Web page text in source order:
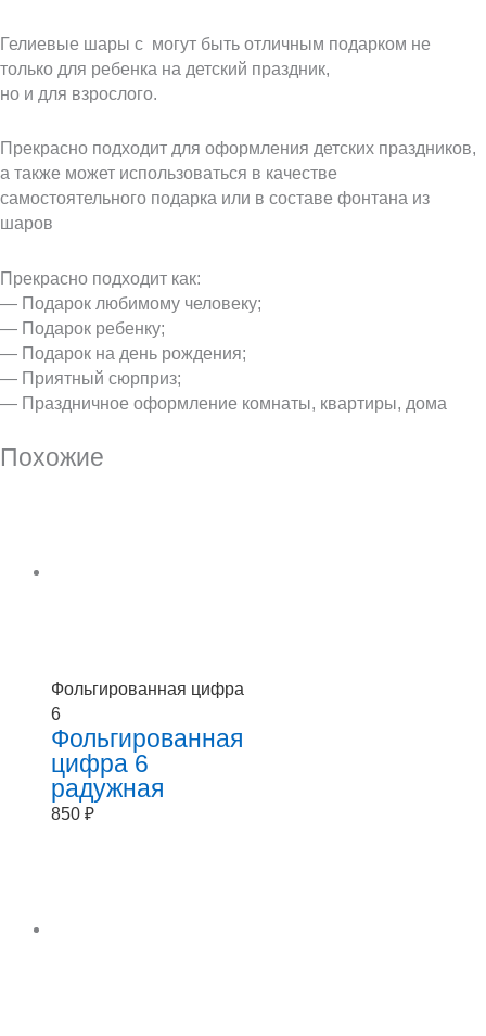
Гелиевые шары с могут быть отличным подарком не
только для ребенка на детский праздник,
но и для взрослого.
Прекрасно подходит для оформления детских праздников,
а также может использоваться в качестве
самостоятельного подарка или в составе фонтана из
шаров
Прекрасно подходит как:
— Подарок любимому человеку;
— Подарок ребенку;
— Подарок на день рождения;
— Приятный сюрприз;
— Праздничное оформление комнаты, квартиры, дома
Похожие
Фольгированная цифра
6
Фольгированная
цифра 6
радужная
850 ₽